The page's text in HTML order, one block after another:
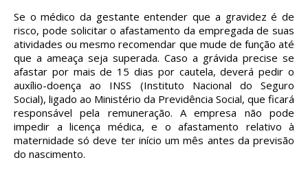
Se o médico da gestante entender que a gravidez é de
risco, pode solicitar o afastamento da empregada de suas
atividades ou mesmo recomendar que mude de função até
que a ameaça seja superada. Caso a grávida precise se
afastar por mais de 15 dias por cautela, deverá pedir o
auxílio-doença ao INSS (Instituto Nacional do Seguro
Social), ligado ao Ministério da Previdência Social, que ficará
responsável pela remuneração. A empresa não pode
impedir a licença médica, e o afastamento relativo à
maternidade só deve ter início um mês antes da previsão
do nascimento.